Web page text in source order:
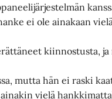
ei ole ainakaan
kiinnostusta,
mutta hän ei raski
vielä